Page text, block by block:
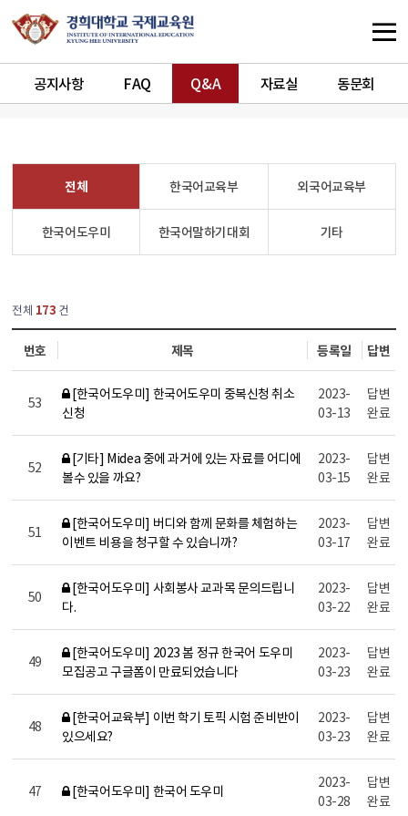
공지사항 FAQ Q&A 자료실 동문회
전체 한국어교육부 외국어교육부
한국어도우미 한국어말하기대회 기타
전체 173 건
번호 제목 등록일 답변
53
[한국어도우미] 한국어도우미 중복신청 취소
신청
2023-
03-13
답변
완료
52
[기타] Midea 중에 과거에 있는 자료를 어디에
볼수 있을 까요?
2023-
03-15
답변
완료
51
[한국어도우미] 버디와 함께 문화를 체험하는
이벤트 비용을 청구할 수 있습니까?
2023-
03-17
답변
완료
50
[한국어도우미] 사회봉사 교과목 문의드립니
다.
2023-
03-22
답변
완료
49
[한국어도우미] 2023 봄 정규 한국어 도우미
모집공고 구글폼이 만료되었습니다
2023-
03-23
답변
완료
48
[한국어교육부] 이번 학기 토픽 시험 준비반이
있으세요?
2023-
03-23
답변
완료
47 [한국어도우미] 한국어 도우미
2023-
03-28
답변
완료